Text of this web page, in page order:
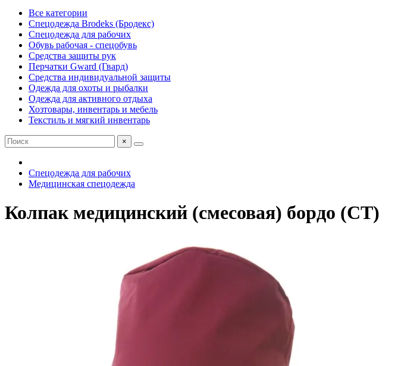
Все категории
Спецодежда Brodeks (Бродекс)
Спецодежда для рабочих
Обувь рабочая - спецобувь
Средства защиты рук
Перчатки Gward (Гвард)
Средства индивидуальной защиты
Одежда для охоты и рыбалки
Одежда для активного отдыха
Хозтовары, инвентарь и мебель
Текстиль и мягкий инвентарь
×
Спецодежда для рабочих
Медицинская спецодежда
Колпак медицинский (смесовая) бордо (СТ)